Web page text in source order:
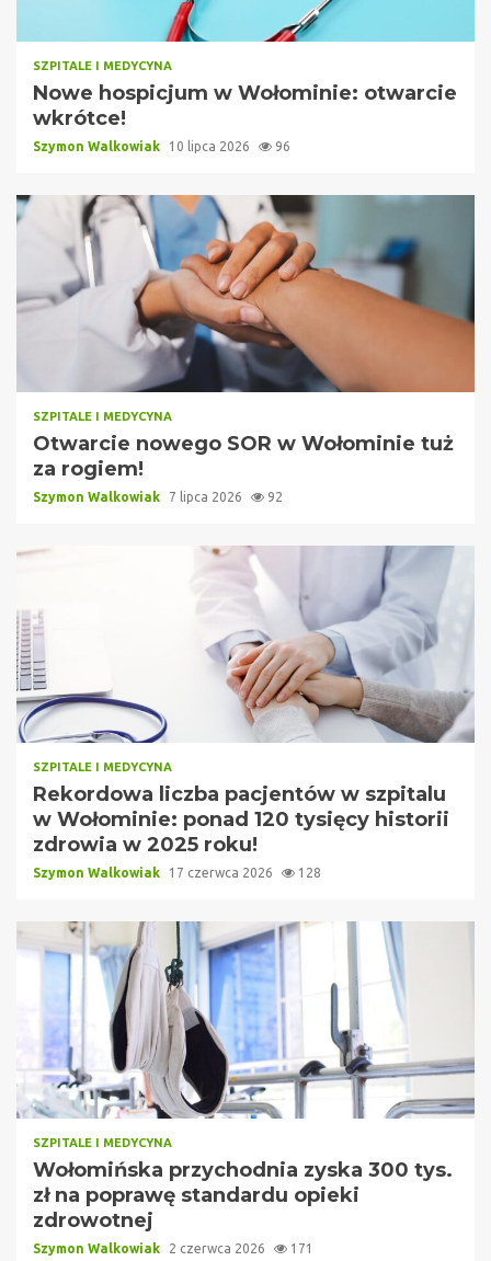
SZPITALE I MEDYCYNA
Nowe hospicjum w Wołominie: otwarcie
wkrótce!
Szymon Walkowiak 10 lipca 2026 96
SZPITALE I MEDYCYNA
Otwarcie nowego SOR w Wołominie tuż
za rogiem!
Szymon Walkowiak 7 lipca 2026 92
SZPITALE I MEDYCYNA
Rekordowa liczba pacjentów w szpitalu
w Wołominie: ponad 120 tysięcy historii
zdrowia w 2025 roku!
Szymon Walkowiak 17 czerwca 2026 128
SZPITALE I MEDYCYNA
Wołomińska przychodnia zyska 300 tys.
zł na poprawę standardu opieki
zdrowotnej
Szymon Walkowiak 2 czerwca 2026 171